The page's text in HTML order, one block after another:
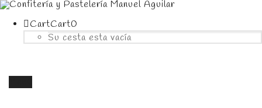
CartCart0
Su cesta esta vacía